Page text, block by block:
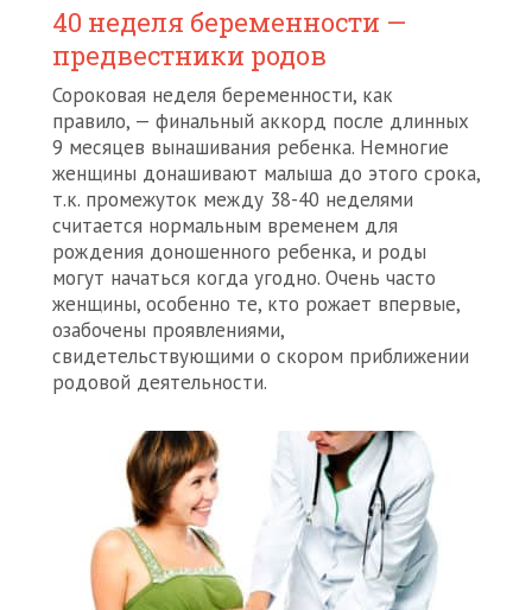
40 неделя беременности —
предвестники родов
Сороковая неделя беременности, как
правило, — финальный аккорд после длинных
9 месяцев вынашивания ребенка. Немногие
женщины донашивают малыша до этого срока,
т.к. промежуток между 38-40 неделями
считается нормальным временем для
рождения доношенного ребенка, и роды
могут начаться когда угодно. Очень часто
женщины, особенно те, кто рожает впервые,
озабочены проявлениями,
свидетельствующими о скором приближении
родовой деятельности.